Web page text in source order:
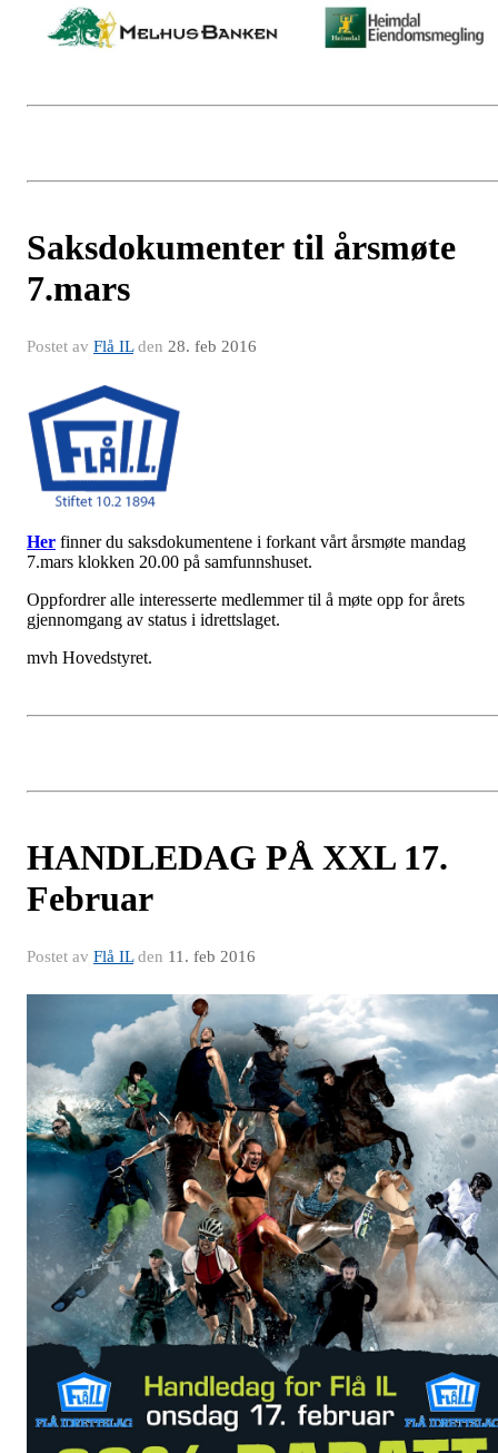
Saksdokumenter til årsmøte
7.mars
Postet av Flå ILden 28. feb 2016
Her finner du saksdokumentene i forkant vårt årsmøte mandag
7.mars klokken 20.00 på samfunnshuset.
Oppfordrer alle interesserte medlemmer til å møte opp for årets
gjennomgang av status i idrettslaget.
mvh Hovedstyret.
HANDLEDAG PÅ XXL 17.
Februar
Postet av Flå ILden 11. feb 2016